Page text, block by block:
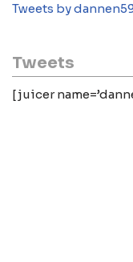
Tweets by
Tweets
[juicer